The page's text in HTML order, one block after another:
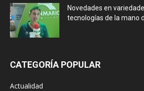
Novedades en
tecnologías de la mano
CATEGORÍA POPULAR
Actualidad